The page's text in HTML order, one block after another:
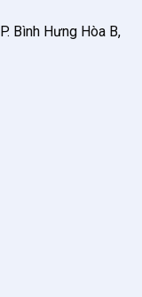
Bình Hưng Hòa B,